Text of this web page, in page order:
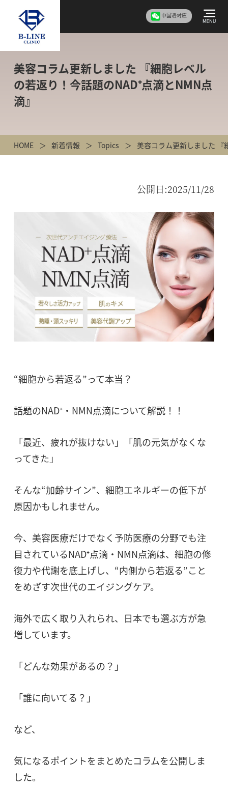
中国语对应
美容コラム更新しました 『細胞レベル
の若返り！今話題のNAD⁺点滴とNMN点
滴』
HOME 新着情報 Topics 美容コラム更新しました 『
公開日:2025/11/28
“細胞から若返る”って本当？
話題のNAD⁺・NMN点滴について解説！！
「最近、疲れが抜けない」「肌の元気がなくな
ってきた」
そんな“加齢サイン”、細胞エネルギーの低下が
原因かもしれません。
今、美容医療だけでなく予防医療の分野でも注
目されているNAD⁺点滴・NMN点滴は、細胞の修
復力や代謝を底上げし、“内側から若返る”こと
をめざす次世代のエイジングケア。
海外で広く取り入れられ、日本でも選ぶ方が急
増しています。
「どんな効果があるの？」
「誰に向いてる？」
など、
気になるポイントをまとめたコラムを公開しま
した。